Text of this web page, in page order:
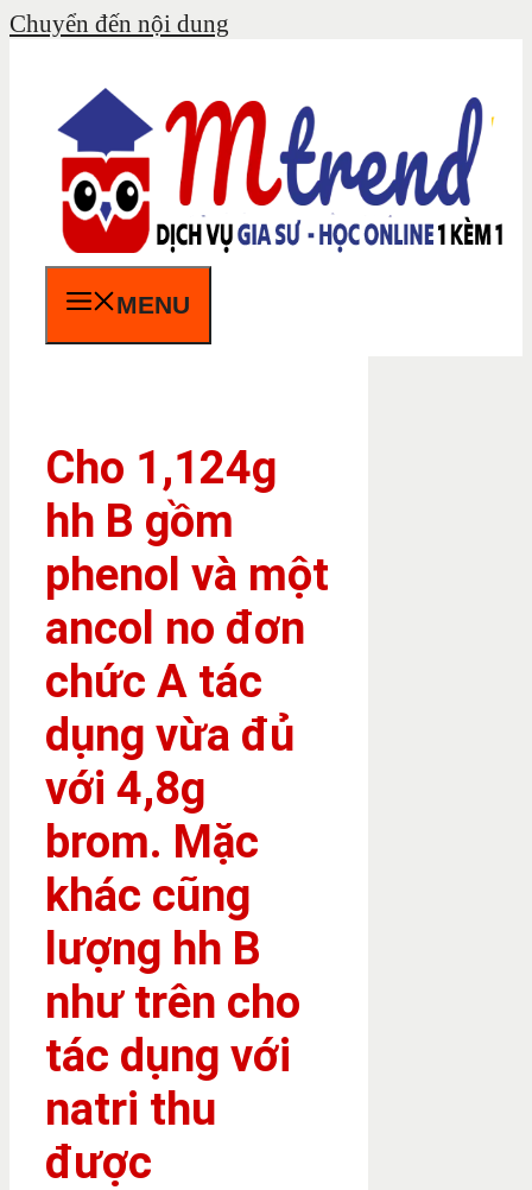
Chuyển đến nội dung
MENU
Cho 1,124g
hh B gồm
phenol và một
ancol no đơn
chức A tác
dụng vừa đủ
với 4,8g
brom. Mặc
khác cũng
lượng hh B
như trên cho
tác dụng với
natri thu
được